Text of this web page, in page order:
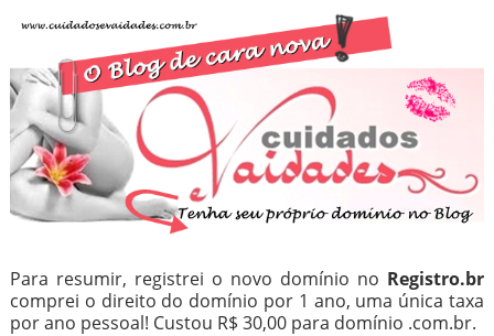
Para resumir, registrei o novo domínio no Registro.br
comprei o direito do domínio por 1 ano, uma única taxa
por ano pessoal! Custou R$ 30,00 para domínio .com.br.